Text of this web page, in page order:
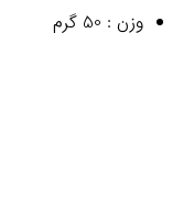
وزن : 50 گرم